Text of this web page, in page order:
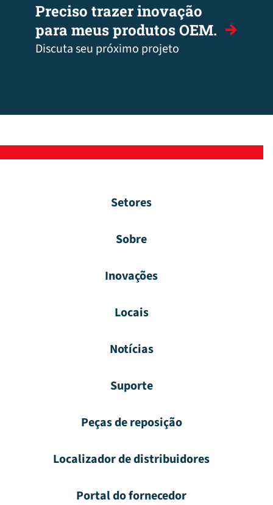
Preciso trazer inovação
para meus produtos OEM.
Discuta seu próximo projeto
Setores
Sobre
Inovações
Locais
Notícias
Suporte
Peças de reposição
Localizador de distribuidores
Portal do fornecedor